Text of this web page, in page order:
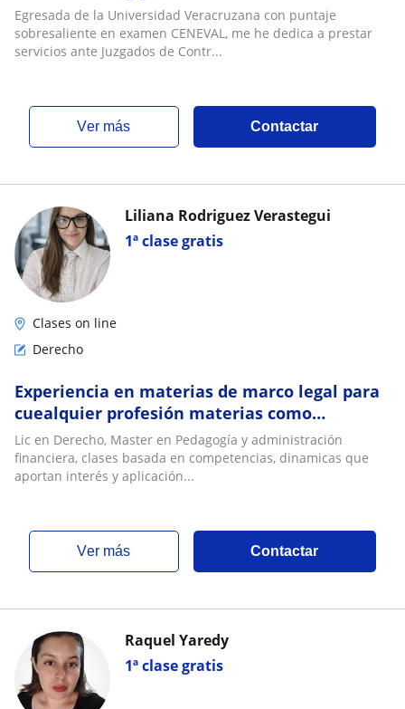
Egresada de la Universidad Veracruzana con puntaje
sobresaliente en examen CENEVAL, me he dedica a prestar
servicios ante Juzgados de Contr...
ver más Contactar
1ª clase gratis
Liliana Rodriguez Verastegui
Clases on line
Derecho
Experiencia en materias de marco legal para
cuealquier profesión materias como
legislacion en salud, etica y ramas del
derecho
Lic en Derecho, Master en Pedagogía y administración
financiera, clases basada en competencias, dinamicas que
aportan interés y aplicación...
ver más Contactar
1ª clase gratis
Raquel Yaredy